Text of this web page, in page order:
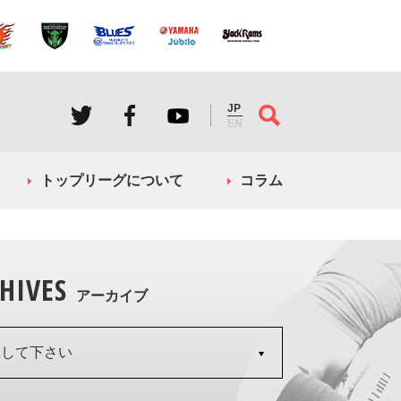
JP
EN
トップリーグについて コラム
アーカイブ
て下さい